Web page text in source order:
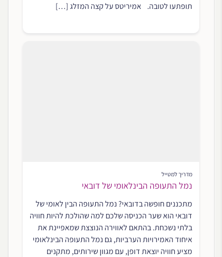
תופתעו לטובה. אמיריטס על קצה המזלג […]
מדריך למטייל
נמל התעופה הבינלאומי של דובאי
מתכננים חופשה בדובאי? נמל התעופה הבין לאומי של
דובאי הוא שער הכניסה שלכם למה שהולכת להיות חוויה
בלתי נשכחת. בהתאם לאווירה הנוצצת שמאפיינת את
איחוד האמירויות הערביות, גם נמל התעופה הבינלאומי
מציע חוויה יוצאת דופן, עם מגוון שירותים, מתקנים